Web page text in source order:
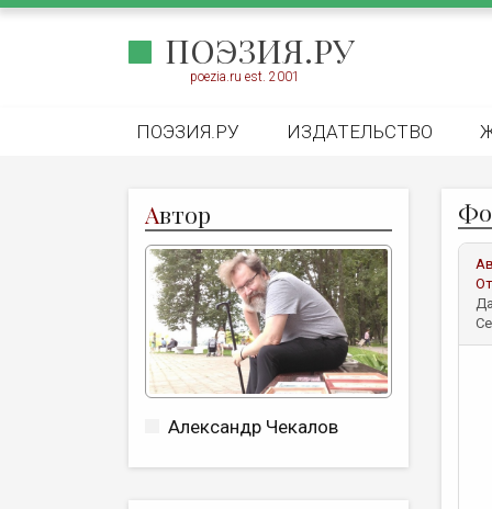
ПОЭЗИЯ.РУ
poezia.ru est. 2001
ПОЭЗИЯ.РУ ИЗДАТЕЛЬСТВО
Автор
Александр Чекалов